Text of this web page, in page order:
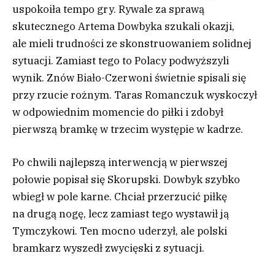
uspokoiła tempo gry. Rywale za sprawą
skutecznego Artema Dowbyka szukali okazji,
ale mieli trudności ze skonstruowaniem solidnej
sytuacji. Zamiast tego to Polacy podwyższyli
wynik. Znów Biało-Czerwoni świetnie spisali się
przy rzucie rożnym. Taras Romanczuk wyskoczył
w odpowiednim momencie do piłki i zdobył
pierwszą bramkę w trzecim występie w kadrze.
Po chwili najlepszą interwencją w pierwszej
połowie popisał się Skorupski. Dowbyk szybko
wbiegł w pole karne. Chciał przerzucić piłkę
na drugą nogę, lecz zamiast tego wystawił ją
Tymczykowi. Ten mocno uderzył, ale polski
bramkarz wyszedł zwycięski z sytuacji.